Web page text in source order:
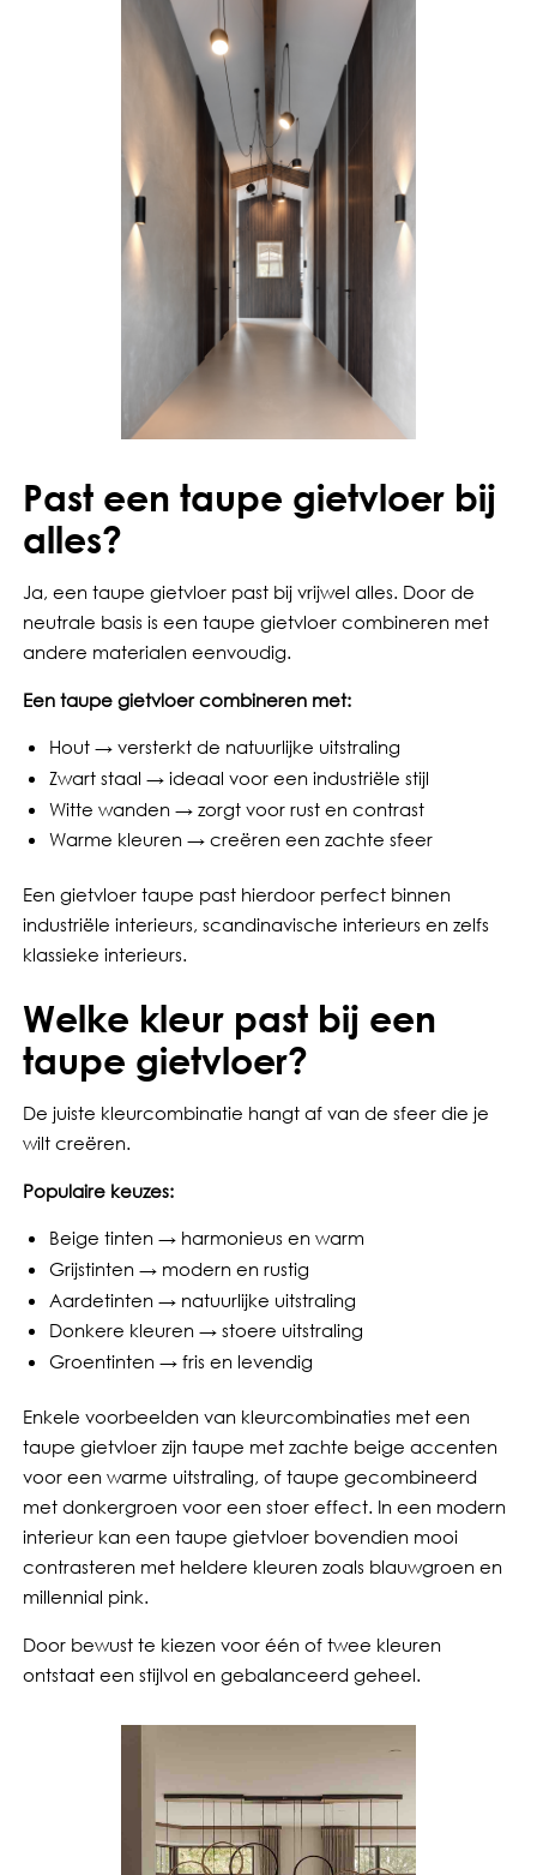
Past een taupe gietvloer bij
alles?
Ja, een taupe gietvloer past bij vrijwel alles. Door de
neutrale basis is een taupe gietvloer combineren met
andere materialen eenvoudig.
Een taupe gietvloer combineren met:
Hout → versterkt de natuurlijke uitstraling
Zwart staal → ideaal voor een industriële stijl
Witte wanden → zorgt voor rust en contrast
Warme kleuren → creëren een zachte sfeer
Een gietvloer taupe past hierdoor perfect binnen
industriële interieurs, scandinavische interieurs en zelfs
klassieke interieurs.
Welke kleur past bij een
taupe gietvloer?
De juiste kleurcombinatie hangt af van de sfeer die je
wilt creëren.
Populaire keuzes:
Beige tinten → harmonieus en warm
Grijstinten → modern en rustig
Aardetinten → natuurlijke uitstraling
Donkere kleuren → stoere uitstraling
Groentinten → fris en levendig
Enkele voorbeelden van kleurcombinaties met een
taupe gietvloer zijn taupe met zachte beige accenten
voor een warme uitstraling, of taupe gecombineerd
met donkergroen voor een stoer effect. In een modern
interieur kan een taupe gietvloer bovendien mooi
contrasteren met heldere kleuren zoals blauwgroen en
millennial pink.
Door bewust te kiezen voor één of twee kleuren
ontstaat een stijlvol en gebalanceerd geheel.